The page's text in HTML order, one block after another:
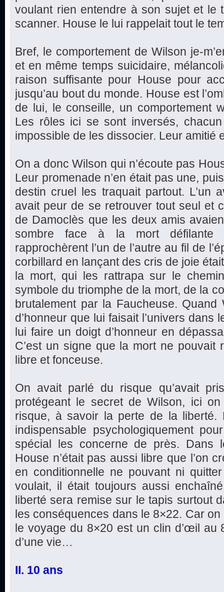
voulant rien entendre à son sujet et le
scanner. House le lui rappelait tout le
Bref, le comportement de Wilson je-
et en même temps suicidaire,
raison suffisante pour House pour
jusqu’au bout du monde. House est
de lui, le conseille, un comportement
Les rôles ici se sont inversés,
impossible de les dissocier. Leur amitié
On a donc Wilson qui n’écoute pas
Leur promenade n’en était pas une,
destin cruel les traquait partout. L’un
avait peur de se retrouver tout seul et
de Damoclès que les deux amis
sombre face à la mort défilante
rapprochèrent l’un de l’autre au fil de
corbillard en lançant des cris de joie
la mort, qui les rattrapa sur le chemin
symbole du triomphe de la mort, de la
brutalement par la Faucheuse.
d’honneur que lui faisait l’univers dans
lui faire un doigt d’honneur en
C’est un signe que la mort ne pouvait
libre et fonceuse.
On avait parlé du risque qu’avait
protégeant le secret de Wilson, ici
risque, à savoir la perte de la liberté.
indispensable psychologiquement
spécial les concerne de près. Dans
House n’était pas aussi libre que l’on
en conditionnelle ne pouvant ni
voulait, il était toujours aussi
liberté sera remise sur le tapis surtout
les conséquences dans le 8×22. Car
le voyage du 8×20 est un clin d’œil au
d’une vie…
II. 10 ans